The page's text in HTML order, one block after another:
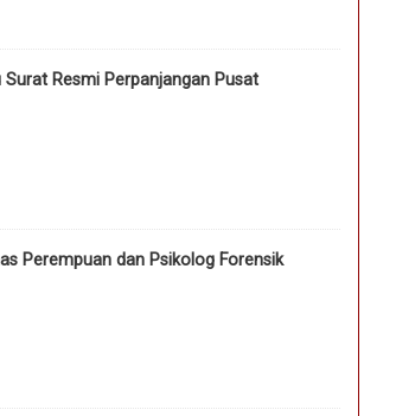
Resmi Perpanjangan Pusat
Perempuan dan Psikolog Forensik